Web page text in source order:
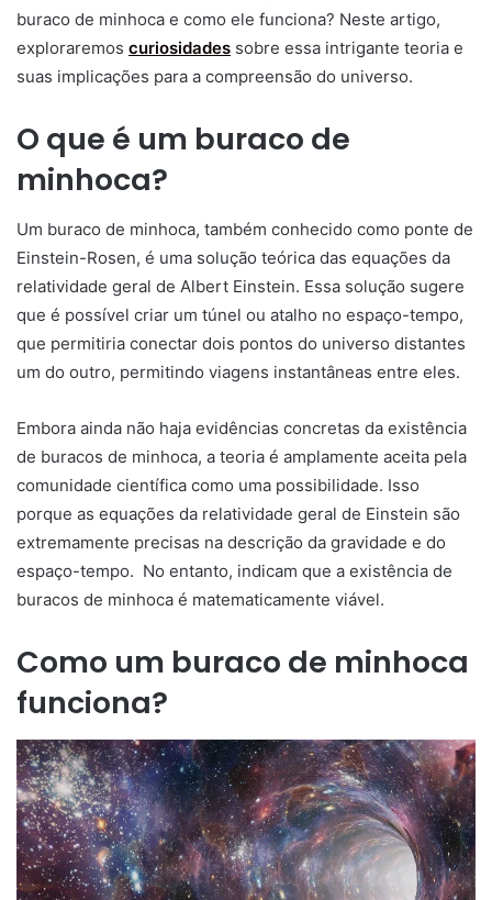
buraco de minhoca e como ele funciona? Neste artigo,
exploraremos curiosidades sobre essa intrigante teoria e
suas implicações para a compreensão do universo.
O que é um buraco de
minhoca?
Um buraco de minhoca, também conhecido como ponte de
Einstein-Rosen, é uma solução teórica das equações da
relatividade geral de Albert Einstein. Essa solução sugere
que é possível criar um túnel ou atalho no espaço-tempo,
que permitiria conectar dois pontos do universo distantes
um do outro, permitindo viagens instantâneas entre eles.
Embora ainda não haja evidências concretas da existência
de buracos de minhoca, a teoria é amplamente aceita pela
comunidade científica como uma possibilidade. Isso
porque as equações da relatividade geral de Einstein são
extremamente precisas na descrição da gravidade e do
espaço-tempo. No entanto, indicam que a existência de
buracos de minhoca é matematicamente viável.
Como um buraco de minhoca
funciona?